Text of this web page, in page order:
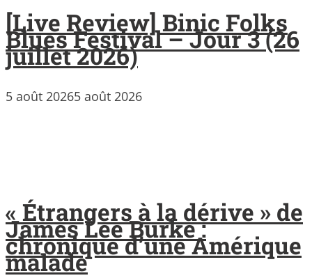
[Live Review] Binic Folks
Blues Festival – Jour 3 (26
juillet 2026)
5 août 20265 août 2026
« Étrangers à la dérive » de
James Lee Burke :
chronique d’une Amérique
malade